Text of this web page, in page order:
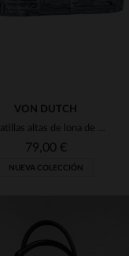
VON DUTCH
Zapatillas altas de lona de mezclilla azul
79,00 €
NUEVA COLECCIÓN